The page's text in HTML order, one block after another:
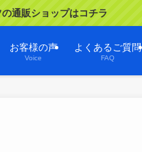
通販ショップはコチラ
お客様の声
Voice
よくあるご質問
FAQ